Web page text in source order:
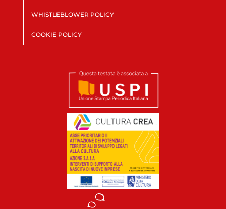
WHISTLEBLOWER POLICY
COOKIE POLICY